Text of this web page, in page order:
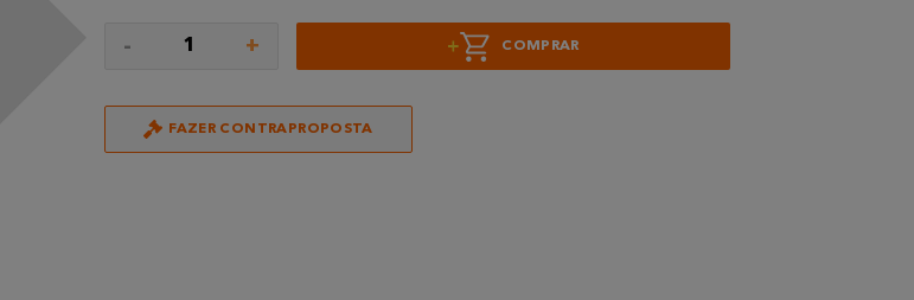
- 1 + + COMPRAR
FAZER CONTRAPROPOSTA